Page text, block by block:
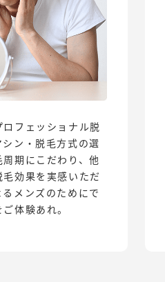
フェッショナル脱
ン・脱毛方式の選
期にこだわり、他
効果を実感いただ
メンズのためにで
体験あれ。